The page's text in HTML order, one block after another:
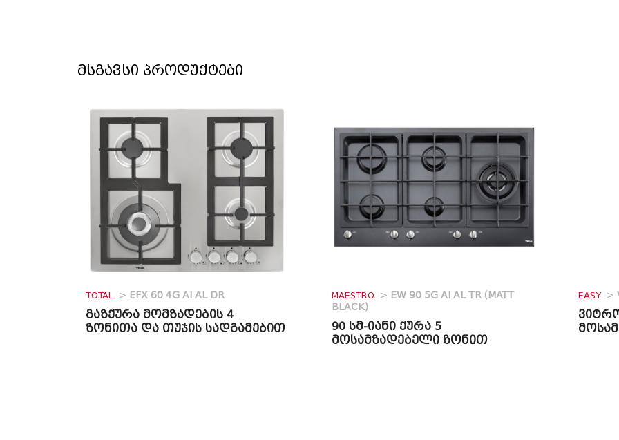
მსგავსი პროდუქტები
TOTAL > EFX 60 4G AI AL DR
გაზქურა მომზადების 4
ზონითა და თუჯის სადგამებით
MAESTRO > EW 90 5G AI AL TR (MATT
BLACK)
90 სმ-იანი ქურა 5
მოსამზადებელი ზონით
EASY >